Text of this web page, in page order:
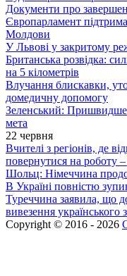
Документи про
Європарламент
Молдови
У Львові у закритому
Британська розвідка:
на 5 кілометрів
Влучання блискавки,
домедичну допомогу
Зеленський:
мета
22 червня
Вчителі з регіонів, де
повернутися на роботу
Шольц: Німеччина
В Україні повністю
Туреччина заявила, що
вивезення українського
Copyright © 2016 - 2026